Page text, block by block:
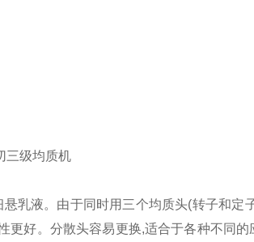
三级均质机
乳液。由于同时用三个均质头(转子和定
更好。分散头容易更换,适合于各种不同的